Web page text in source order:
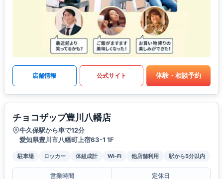
店舗情報 公式サイト 体験・相談予約
チョコザップ豊川八幡店
牛久保駅から車で12分
愛知県豊川市八幡町上宿63-1 1F
駐車場 ロッカー 体組成計 Wi-Fi 他店舗利用 駅から5分以内
営業時間
定休日